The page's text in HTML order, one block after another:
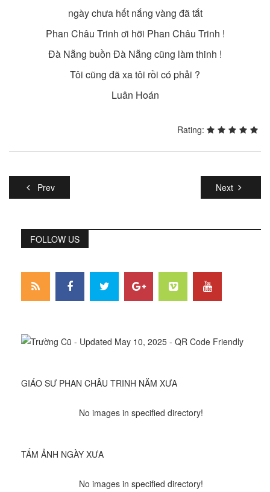
ngày chưa hết nắng vàng đã tắt
Phan Châu Trinh ơi hỡi Phan Châu Trinh !
Đà Nẵng buồn Đà Nẵng cũng làm thinh !
Tôi cũng đã xa tôi rồi có phải ?
Luân Hoán
Rating:
Prev Next
FOLLOW US
GIÁO SƯ PHAN CHÂU TRINH NĂM XƯA
No images in specified directory!
TẤM ẢNH NGÀY XƯA
No images in specified directory!